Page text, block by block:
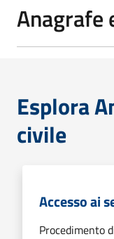
Anagrafe
Esplora
civile
Accesso ai
Procedimento